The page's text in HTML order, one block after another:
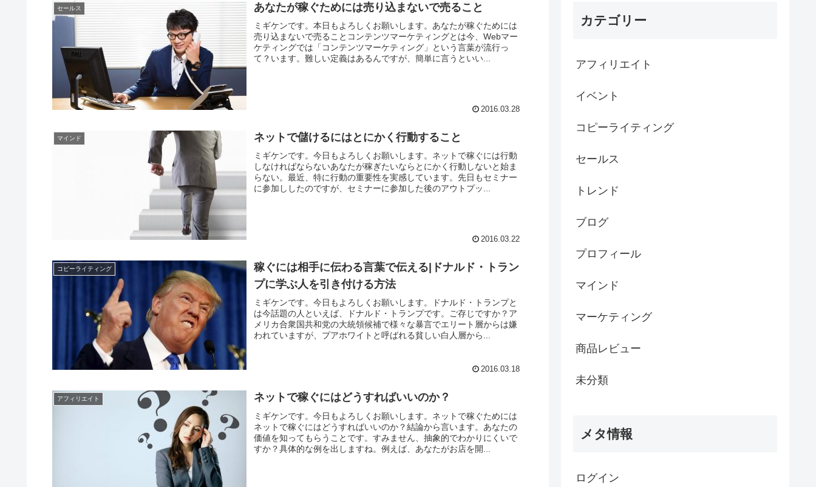
セールス あなたが稼ぐためには売り込まないで売ること
ミギケンです。本日もよろしくお願いします。あなたが稼ぐためには
売り込まないで売ることコンテンツマーケティングとは今、Webマー
ケティングでは「コンテンツマーケティング」という言葉が流行っ
て？います。難しい定義はあるんですが、簡単に言うといい...
2016.03.28
マインド ネットで儲けるにはとにかく行動すること
ミギケンです。今日もよろしくお願いします。ネットで稼ぐには行動
しなければならないあなたが稼ぎたいならとにかく行動しないと始ま
らない。最近、特に行動の重要性を実感しています。先日もセミナー
に参加ししたのですが、セミナーに参加した後のアウトプッ...
2016.03.22
コピーライティング
稼ぐには相手に伝わる言葉で伝える|ドナルド・トラン
プに学ぶ人を引き付ける方法
ミギケンです。今日もよろしくお願いします。ドナルド・トランプと
は今話題の人といえば、ドナルド・トランプです。ご存じですか？ア
メリカ合衆国共和党の大統領候補で様々な暴言でエリート層からは嫌
われていますが、プアホワイトと呼ばれる貧しい白人層から...
2016.03.18
アフィリエイト ネットで稼ぐにはどうすればいいのか？
ミギケンです。今日もよろしくお願いします。ネットで稼ぐためには
ネットで稼ぐにはどうすればいいのか？結論から言います。あなたの
価値を知ってもらうことです。すみません、抽象的でわかりにくいで
すか？具体的な例を出しますね。例えば、あなたがお店を開...
カテゴリー
アフィリエイト
イベント
コピーライティング
セールス
トレンド
ブログ
プロフィール
マインド
マーケティング
商品レビュー
未分類
メタ情報
ログイン